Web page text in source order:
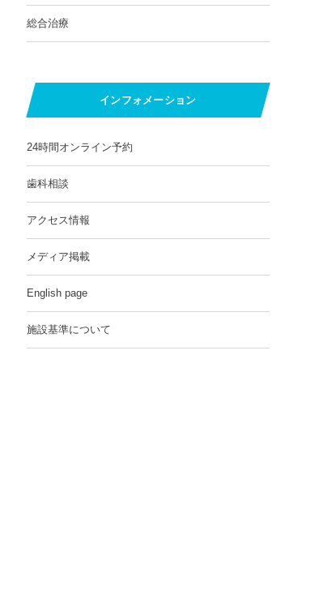
総合治療
インフォメーション
24時間オンライン予約
歯科相談
アクセス情報
メディア掲載
English page
施設基準について